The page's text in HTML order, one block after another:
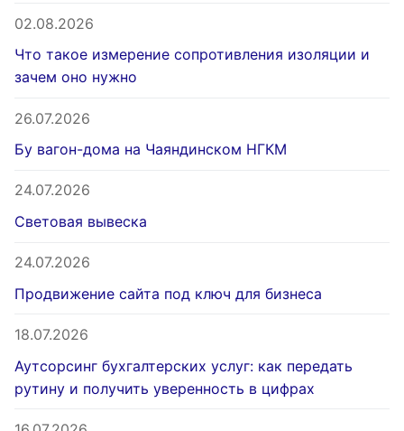
02.08.2026
Что такое измерение сопротивления изоляции и
зачем оно нужно
26.07.2026
Бу вагон-дома на Чаяндинском НГКМ
24.07.2026
Световая вывеска
24.07.2026
Продвижение сайта под ключ для бизнеса
18.07.2026
Аутсорсинг бухгалтерских услуг: как передать
рутину и получить уверенность в цифрах